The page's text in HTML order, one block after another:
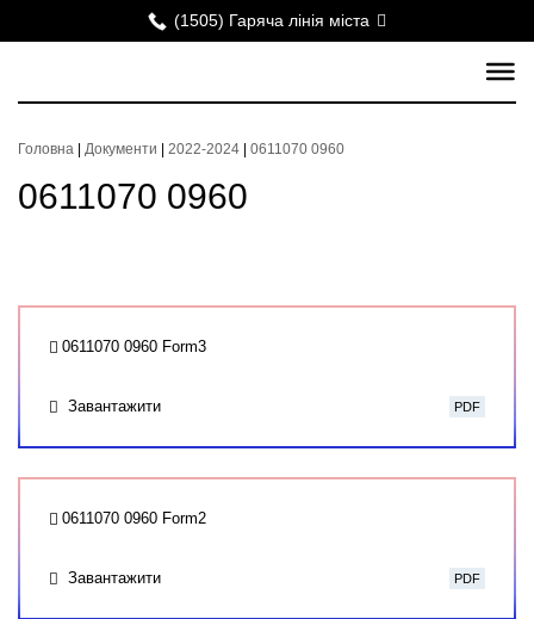
(1505) Гаряча лінія міста
Головна Документи 2022-2024 0611070 0960
0611070 0960
0611070 0960 Form3
Завантажити PDF
0611070 0960 Form2
Завантажити PDF